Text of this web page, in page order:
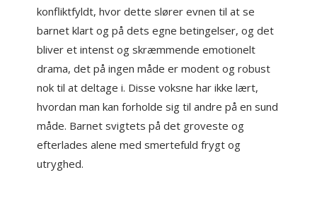
konfliktfyldt, hvor dette slører evnen til at se
barnet klart og på dets egne betingelser, og det
bliver et intenst og skræmmende emotionelt
drama, det på ingen måde er modent og robust
nok til at deltage i. Disse voksne har ikke lært,
hvordan man kan forholde sig til andre på en sund
måde. Barnet svigtets på det groveste og
efterlades alene med smertefuld frygt og
utryghed.